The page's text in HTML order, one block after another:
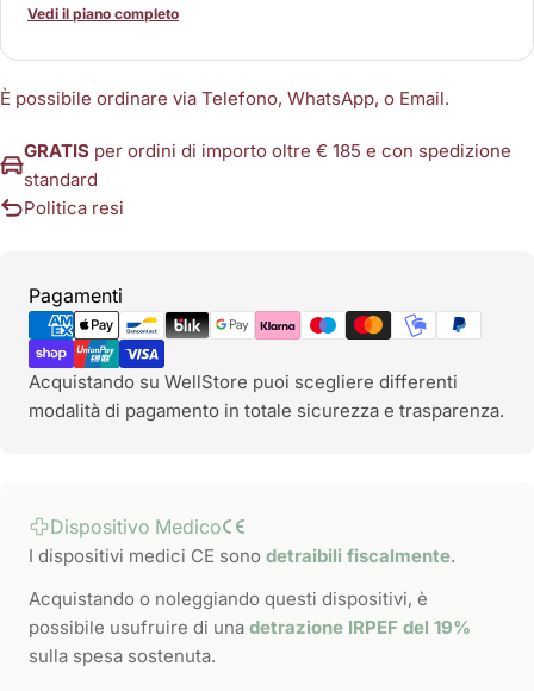
Vedi il piano completo
È possibile ordinare via Telefono, WhatsApp, o Email.
GRATIS per ordini di importo oltre € 185 e con spedizione
standard
Politica resi
Pagamenti
Metodi
di
pagamento
Acquistando su WellStore puoi scegliere differenti
modalità di pagamento in totale sicurezza e trasparenza.
Dispositivo Medico
I dispositivi medici CE sono detraibili fiscalmente.
Acquistando o noleggiando questi dispositivi, è
possibile usufruire di una detrazione IRPEF del 19%
sulla spesa sostenuta.